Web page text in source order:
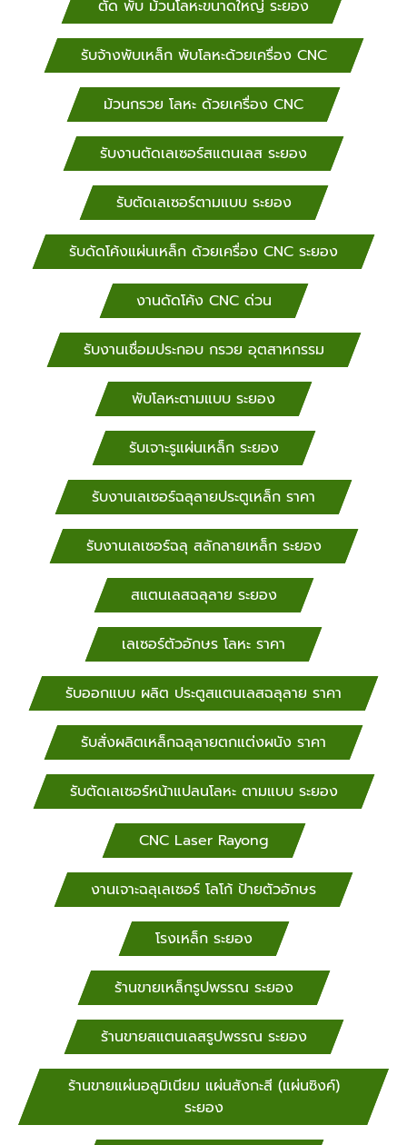
พับโลหะด้วยเครื่อง CNC กรุงเทพฯ, นนทบุรี, ปทุมธานี,
พระนครศรีอยุธยา, สมุทรสงคราม, สมุทรสาคร, สิงห์บุรี,
สุโขทัย, สุพรรณบุรี, สระบุรี, รับจ้างพับเหล็ก พับโลหะด้วย
เครื่อง CNC ลพบุรี, สมุทรปราการ, อ่างทอง, อุทัยธานี,
รับจ้างพับเหล็ก พับโลหะด้วยเครื่อง CNC กำแพงเพชร,
ชัยนาท, นครนายก, นครปฐม, นครสวรรค์ งานตัด พับ
แสนตเลส ด้วยเครื่อง CNC รับจ้างพับเหล็ก พับโลหะ
ด้วยเครื่อง CNC เชียงใหม่, เชียงราย, น่าน, พะเยา, แพร่,
แม่ฮ่องสอน, ลำปาง, รับจ้างพับเหล็ก พับโลหะด้วยเครื่อง
CNC ลำพูน, อุตรดิตถ์ พิจิตร, รับจ้างพับเหล็ก พับโลหะ
ด้วยเครื่อง CNC พิษณุโลก, เพชรบูรณ์ รับงานตัด พับอลู
มิเนียม ด้วยเครื่อง CNC รับจ้างพับเหล็ก พับโลหะด้วย
เครื่อง CNC ชลบุรี, ตราด, ปราจีนบุรี, ระยอง, สระแก้ว,
จันทบุรี, ฉะเชิงเทรา, กาญจนบุรี, ตาก, ประจวบคีรีขันธ์,
เพชรบุรี, ราชบุรี รับจ้างพับเหล็ก พับโลหะด้วยเครื่อง CNC
ขอนแก่น, ชัยภูมิ, นครพนม, รับจ้างพับเหล็ก พับโลหะด้วย
เครื่อง CNC นครราชสีมา, กาฬสินธุ์, บึงกาฬ, บุรีรัมย์,
มหาสารคาม, มุกดาหาร, ยโสธร, รับจ้างพับเหล็ก พับโลหะ
ด้วยเครื่อง CNC ร้อยเอ็ด, เลย, สกลนคร, สุรินทร์,
ศรีสะเกษ, รับจ้างพับเหล็ก พับโลหะด้วยเครื่อง CNC รับ
งานตัด พับแสนตเลส ด้วยเครื่อง CNC หนองคาย,
หนองบัวลำภู, รับจ้างพับเหล็ก พับโลหะด้วยเครื่อง CNC
อุดรธานี, อุบลราชธานี, อำนาจเจริญ รับจ้างพับเหล็ก พับ
โลหะด้วยเครื่อง CNC นครศรีธรรมราช, พังงา, รับจ้างพับ
เหล็ก พับโลหะด้วยเครื่อง CNC พัทลุง, ภูเก็ต, ระนอง,
สตูล, สงขลา, รับจ้างพับเหล็ก พับโลหะด้วยเครื่อง CNC
สุราษฎร์ธานี, กระบี่, ชุมพร, ตรัง, ยะลา, นราธิวาส,
ตัด พับ ม้วนโลหะขนาดใหญ่ ระยอง
รับจ้างพับเหล็ก พับโลหะด้วยเครื่อง CNC
ม้วนกรวย โลหะ ด้วยเครื่อง CNC
รับงานตัดเลเซอร์สแตนเลส ระยอง
รับตัดเลเซอร์ตามแบบ ระยอง
รับดัดโค้งแผ่นเหล็ก ด้วยเครื่อง CNC ระยอง
งานดัดโค้ง CNC ด่วน
รับงานเชื่อมประกอบ กรวย อุตสาหกรรม
พับโลหะตามแบบ ระยอง
รับเจาะรูแผ่นเหล็ก ระยอง
รับงานเลเซอร์ฉลุลายประตูเหล็ก ราคา
รับงานเลเซอร์ฉลุ สลักลายเหล็ก ระยอง
สแตนเลสฉลุลาย ระยอง
เลเซอร์ตัวอักษร โลหะ ราคา
รับออกแบบ ผลิต ประตูสแตนเลสฉลุลาย ราคา
รับสั่งผลิตเหล็กฉลุลายตกแต่งผนัง ราคา
รับตัดเลเซอร์หน้าแปลนโลหะ ตามแบบ ระยอง
CNC Laser Rayong
งานเจาะฉลุเลเซอร์ โลโก้ ป้ายตัวอักษร
โรงเหล็ก ระยอง
ร้านขายเหล็กรูปพรรณ ระยอง
ร้านขายสแตนเลสรูปพรรณ ระยอง
ร้านขายแผ่นอลูมิเนียม แผ่นสังกะสี (แผ่นซิงค์)
ระยอง